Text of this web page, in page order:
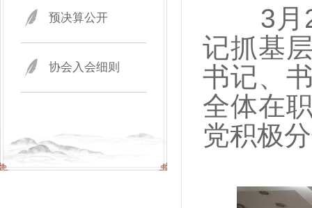
预决算公开
协会入会细则
3月25
记抓基
书记、
全体在
党积极